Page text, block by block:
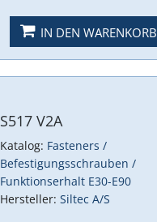
IN DEN WARENKORB
S517 V2A
Katalog: Fasteners /
Befestigungsschrauben /
Funktionserhalt E30-E90
Hersteller:Siltec A/S